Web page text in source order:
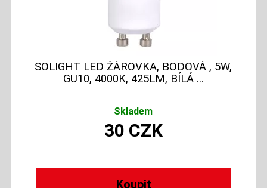
SOLIGHT LED ŽÁROVKA, BODOVÁ , 5W,
GU10, 4000K, 425LM, BÍLÁ ...
Skladem
30 CZK